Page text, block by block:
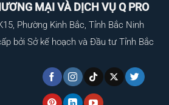
MẠI VÀ DỊCH VỤ Q PRO
Phường Kinh Bắc, Tỉnh Bắc Ninh
bởi Sở kế hoạch và Đầu tư Tỉnh Bắc